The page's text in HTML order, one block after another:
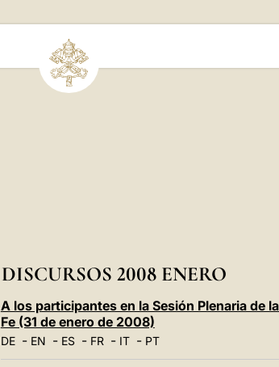
DISCURSOS 2008 ENERO
A los participantes en la Sesión Plenaria de
Fe (31 de enero de 2008)
DE- EN - ES- FR- IT- PT